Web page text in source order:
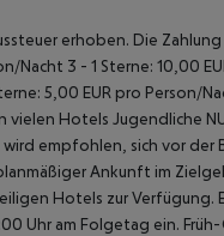
erhoben. Die
Nacht 3 - 1 Sterne: 10,00
5,00 EUR pro Person/
vielen Hotels Jugendliche
empfohlen, sich vor
Ankunft im
Hotels zur
Uhr am Folgetag ein.